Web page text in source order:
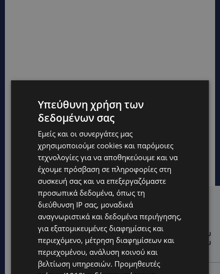
Hot this week
UPDATES
ΤΑΣΟΣ ΧΑΤΖΗΓΙΟΒΑΝΗΣ: Η συγκλονιστική ιστορία του
12χρονου Δημήτρη και η δωρεά των 12.500 ευρώ που
του έδωσε ελπίδα
Υπεύθυνη χρήση των
δεδομένων σας
Εμείς και οι συνεργάτες μας
χρησιμοποιούμε cookies και παρόμοιες
τεχνολογίες για να αποθηκεύουμε και να
έχουμε πρόσβαση σε πληροφορίες στη
συσκευή σας και να επεξεργαζόμαστε
προσωπικά δεδομένα, όπως τη
διεύθυνση IP σας, μοναδικά
αναγνωριστικά και δεδομένα περιήγησης,
για εξατομικευμένες διαφημίσεις και
περιεχόμενο, μέτρηση διαφημίσεων και
περιεχομένου, ανάλυση κοινού και
βελτίωση υπηρεσιών. Προμηθευτές